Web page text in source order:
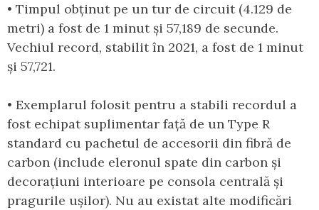
• Timpul obținut pe un tur de circuit (4.129 de
metri) a fost de 1 minut și 57,189 de secunde.
Vechiul record, stabilit în 2021, a fost de 1 minut
și 57,721.
• Exemplarul folosit pentru a stabili recordul a
fost echipat suplimentar față de un Type R
standard cu pachetul de accesorii din fibră de
carbon (include eleronul spate din carbon și
decorațiuni interioare pe consola centrală și
pragurile ușilor). Nu au existat alte modificări